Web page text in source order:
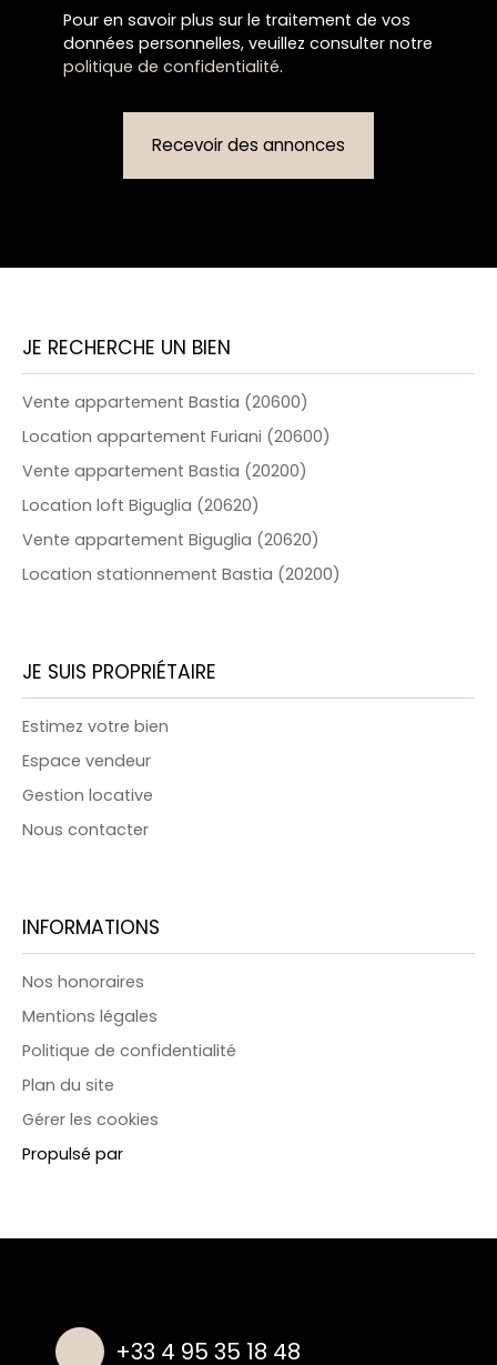
Pour en savoir plus sur le traitement de vos
données personnelles, veuillez consulter notre
politique de confidentialité.
Recevoir des annonces
JE RECHERCHE UN BIEN
Vente appartement Bastia (20600)
Location appartement Furiani (20600)
Vente appartement Bastia (20200)
Location loft Biguglia (20620)
Vente appartement Biguglia (20620)
Location stationnement Bastia (20200)
JE SUIS PROPRIÉTAIRE
Estimez votre bien
Espace vendeur
Gestion locative
Nous contacter
INFORMATIONS
Nos honoraires
Mentions légales
Politique de confidentialité
Plan du site
Gérer les cookies
Propulsé par
+33 4 95 35 18 48